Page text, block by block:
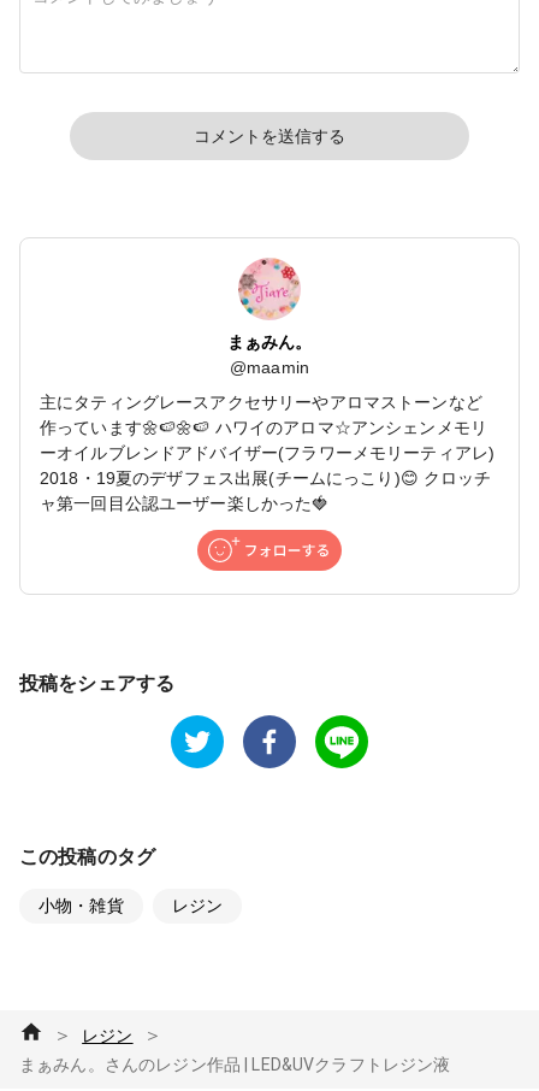
コメントを送信する
まぁみん。
@maamin
主にタティングレースアクセサリーやアロマストーンなど
作っています🌼🍉🌼🍉 ハワイのアロマ☆アンシェンメモリ
ーオイルブレンドアドバイザー(フラワーメモリーティアレ)
2018・19夏のデザフェス出展(チームにっこり)😊 クロッチ
ャ第一回目公認ユーザー楽しかった🍓
投稿をシェアする
この投稿のタグ
小物・雑貨 レジン
＞ レジン ＞
まぁみん。さんのレジン作品 | LED&UVクラフトレジン液